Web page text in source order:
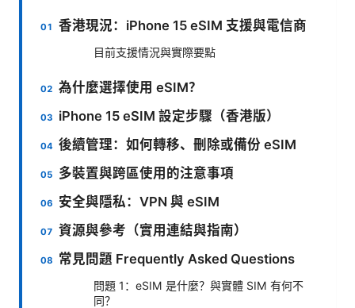
香港現況：iPhone 15 eSIM 支援與電信商
目前支援情況與實際要點
為什麼選擇使用 eSIM？
iPhone 15 eSIM 設定步驟（香港版）
後續管理：如何轉移、刪除或備份 eSIM
多裝置與跨區使用的注意事項
安全與隱私：VPN 與 eSIM
資源與參考（實用連結與指南）
常見問題 Frequently Asked Questions
問題 1：eSIM 是什麼？與實體 SIM 有何不
同？